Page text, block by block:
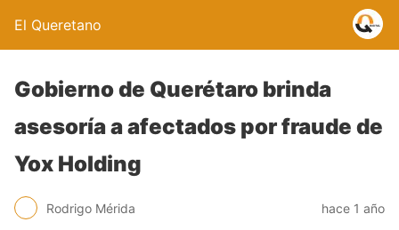
El Queretano
Gobierno de Querétaro brinda
asesoría a afectados por fraude de
Yox Holding
Rodrigo Mérida hace 1 año